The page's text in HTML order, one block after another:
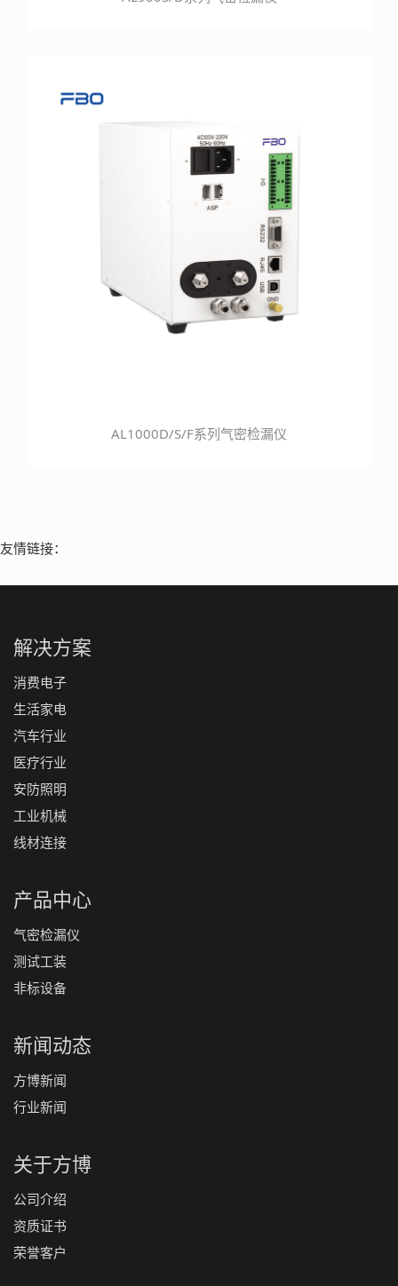
AL1000D/S/F系列气密检漏仪
友情链接：
解决方案
消费电子
生活家电
汽车行业
医疗行业
安防照明
工业机械
线材连接
产品中心
气密检漏仪
测试工装
非标设备
新闻动态
方博新闻
行业新闻
关于方博
公司介绍
资质证书
荣誉客户